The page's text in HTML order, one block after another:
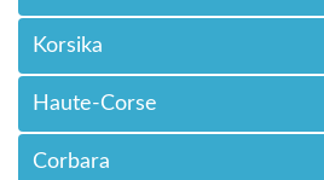
Korsika
Haute-Corse
Corbara